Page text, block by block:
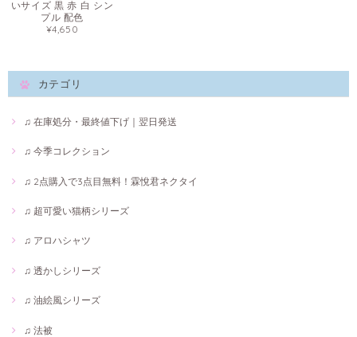
いサイズ 黒 赤 白 シン
プル 配色
¥4,650
カテゴリ
♫ 在庫処分・最終値下げ｜翌日発送
♫ 今季コレクション
♫ 2点購入で3点目無料！霖悅君ネクタイ
♫ 超可愛い猫柄シリーズ
♫ アロハシャツ
♫ 透かしシリーズ
♫ 油絵風シリーズ
♫ 法被